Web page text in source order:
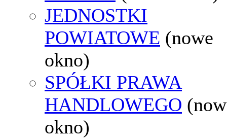
JEDNOSTKI
POWIATOWE (nowe
okno)
SPÓŁKI PRAWA
HANDLOWEGO
okno)